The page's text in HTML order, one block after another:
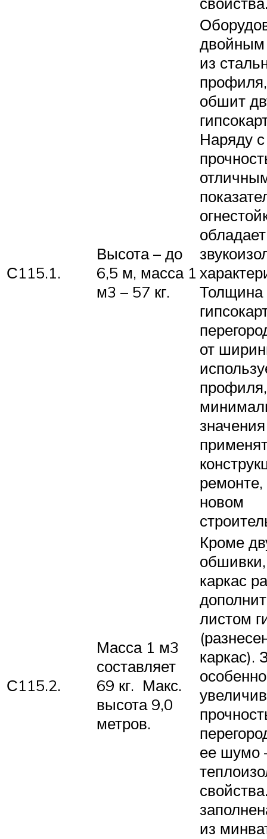
С115.1.
Высота – до
6,5 м, масса 1
м3 – 57 кг.
двойным
из
обшит
Наряду с
Толщина
от
ремонте,
новом
С115.2.
Масса 1 м3
составляет
69 кг. Макс.
высота 9,0
метров.
Кроме
каркас
листом
каркас).
ее шумо
из